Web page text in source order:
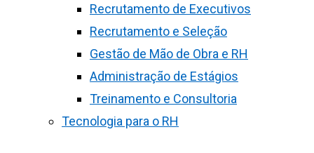
Recrutamento de Executivos
Recrutamento e Seleção
Gestão de Mão de Obra e RH
Administração de Estágios
Treinamento e Consultoria
Tecnologia para o RH